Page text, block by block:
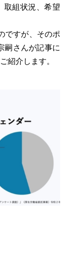
取組状況、希望
ですが、そのポ
嗣さんが記事に
紹介します。